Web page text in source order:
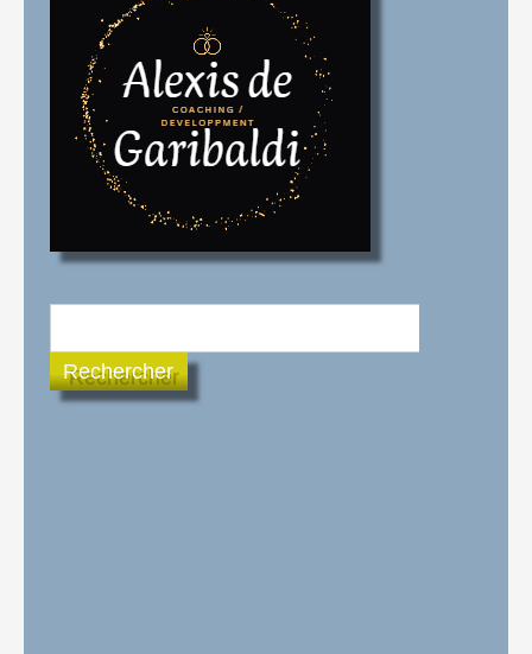
Rechercher